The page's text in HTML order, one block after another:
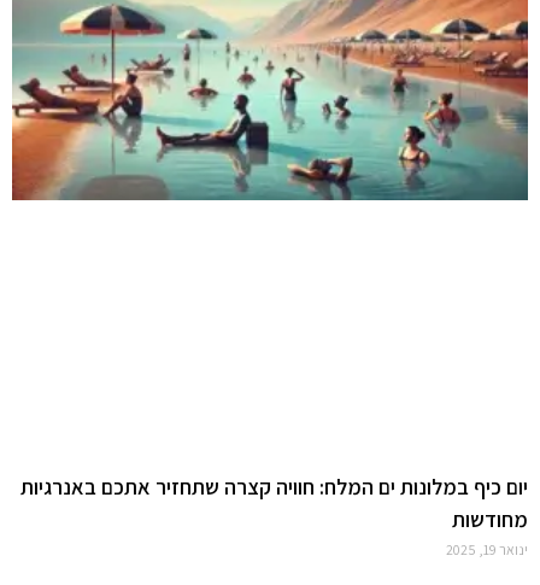
יום כיף במלונות ים המלח: חוויה קצרה שתחזיר אתכם באנרגיות
מחודשות
ינואר 19, 2025